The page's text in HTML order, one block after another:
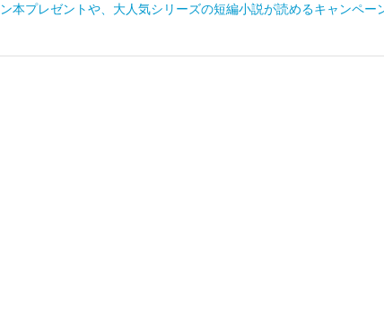
プレゼントや、大人気シリーズの短編小説が読めるキャンペ